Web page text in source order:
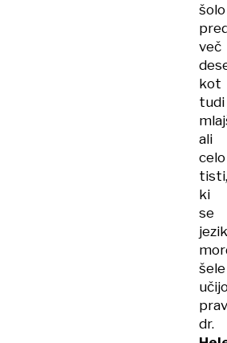
šolo
več
kot
tudi
ali
celo
tisti,
ki
se
šele
dr.